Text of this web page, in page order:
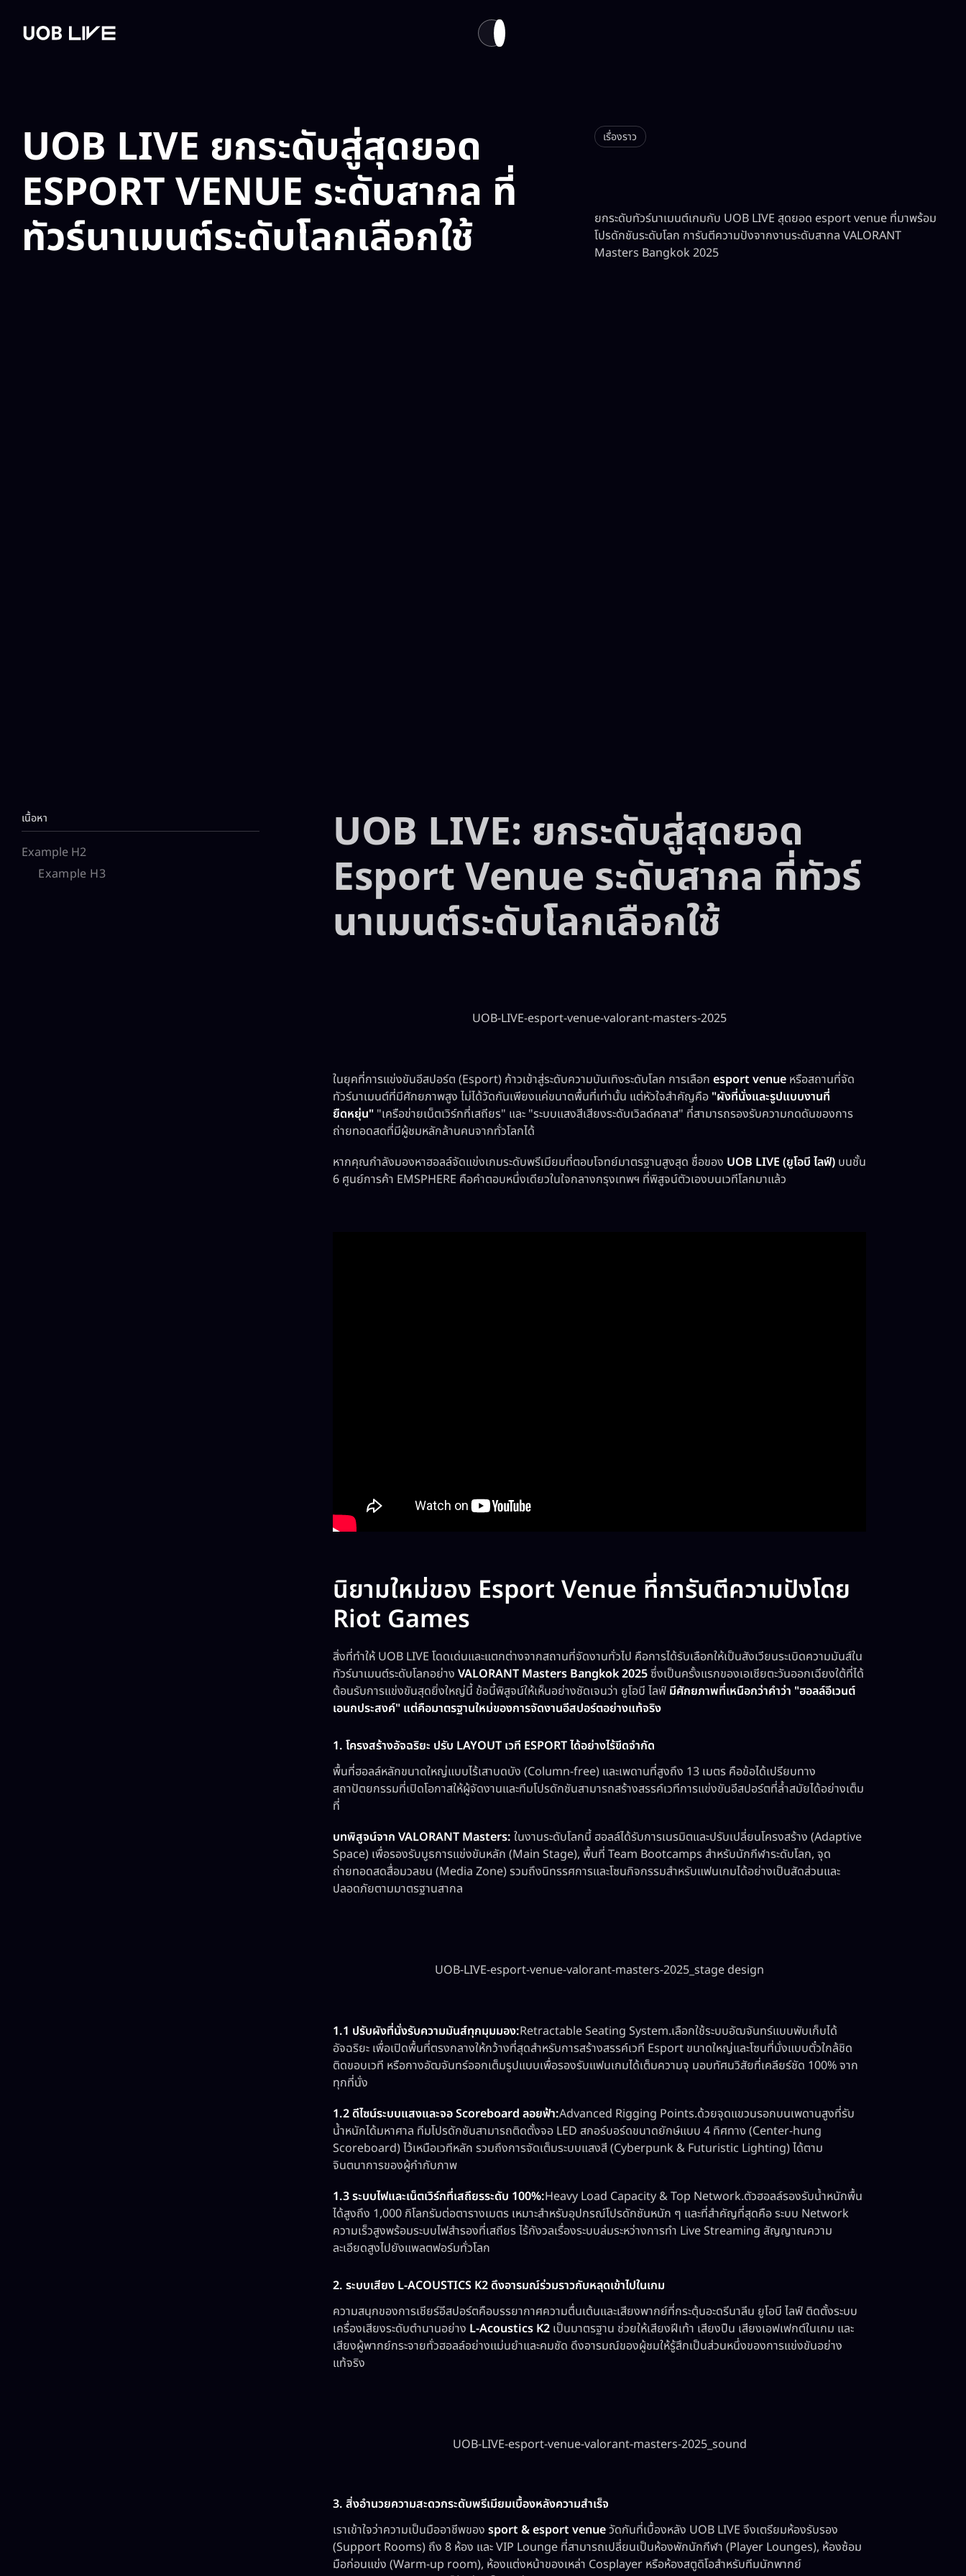
UOB LIVE ยกระดับสู่สุดยอด
ESPORT VENUE ระดับสากล ที่
ทัวร์นาเมนต์ระดับโลกเลือกใช้
เรื่องราว
ยกระดับทัวร์นาเมนต์เกมกับ UOB LIVE สุดยอด esport venue ที่มาพร้อม
โปรดักชันระดับโลก การันตีความปังจากงานระดับสากล VALORANT
Masters Bangkok 2025
เนื้อหา
Example H2
Example H3
UOB LIVE: ยกระดับสู่สุดยอด
Esport Venue ระดับสากล ที่ทัวร์
นาเมนต์ระดับโลกเลือกใช้
UOB-LIVE-esport-venue-valorant-masters-2025
ในยุคที่การแข่งขันอีสปอร์ต (Esport) ก้าวเข้าสู่ระดับความบันเทิงระดับโลก การเลือกesport venue หรือสถานที่จัด
ทัวร์นาเมนต์ที่มีศักยภาพสูง ไม่ได้วัดกันเพียงแค่ขนาดพื้นที่เท่านั้น แต่หัวใจสำคัญคือ "ผังที่นั่งและรูปแบบงานที่
ยืดหยุ่น" "เครือข่ายเน็ตเวิร์กที่เสถียร" และ "ระบบแสงสีเสียงระดับเวิลด์คลาส" ที่สามารถรองรับความกดดันของการ
ถ่ายทอดสดที่มีผู้ชมหลักล้านคนจากทั่วโลกได้
หากคุณกำลังมองหาฮอลล์จัดแข่งเกมระดับพรีเมียมที่ตอบโจทย์มาตรฐานสูงสุด ชื่อของ UOB LIVE (ยูโอบี ไลฟ์) บนชั้น
6 ศูนย์การค้า EMSPHERE คือคำตอบหนึ่งเดียวในใจกลางกรุงเทพฯ ที่พิสูจน์ตัวเองบนเวทีโลกมาแล้ว
นิยามใหม่ของ Esport Venue ที่การันตีความปังโดย
Riot Games
สิ่งที่ทำให้ UOB LIVE โดดเด่นและแตกต่างจากสถานที่จัดงานทั่วไป คือการได้รับเลือกให้เป็นสังเวียนระเบิดความมันส์ใน
ทัวร์นาเมนต์ระดับโลกอย่างVALORANT Masters Bangkok 2025ซึ่งเป็นครั้งแรกของเอเชียตะวันออกเฉียงใต้ที่ได้
ต้อนรับการแข่งขันสุดยิ่งใหญ่นี้ ข้อนี้พิสูจน์ให้เห็นอย่างชัดเจนว่า ยูโอบี ไลฟ์ มีศักยภาพที่เหนือกว่าคำว่า "ฮอลล์อีเวนต์
เอนกประสงค์" แต่คือมาตรฐานใหม่ของการจัดงานอีสปอร์ตอย่างแท้จริง
1. โครงสร้างอัจฉริยะ ปรับ LAYOUT เวที ESPORT ได้อย่างไร้ขีดจำกัด
พื้นที่ฮอลล์หลักขนาดใหญ่แบบไร้เสาบดบัง (Column-free) และเพดานที่สูงถึง 13 เมตร คือข้อได้เปรียบทาง
สถาปัตยกรรมที่เปิดโอกาสให้ผู้จัดงานและทีมโปรดักชันสามารถสร้างสรรค์เวทีการแข่งขันอีสปอร์ตที่ล้ำสมัยได้อย่างเต็ม
ที่
บทพิสูจน์จาก VALORANT Masters: ในงานระดับโลกนี้ ฮอลล์ได้รับการเนรมิตและปรับเปลี่ยนโครงสร้าง (Adaptive
Space) เพื่อรองรับบูธการแข่งขันหลัก (Main Stage), พื้นที่ Team Bootcamps สำหรับนักกีฬาระดับโลก, จุด
ถ่ายทอดสดสื่อมวลชน (Media Zone) รวมถึงนิทรรศการและโซนกิจกรรมสำหรับแฟนเกมได้อย่างเป็นสัดส่วนและ
ปลอดภัยตามมาตรฐานสากล
UOB-LIVE-esport-venue-valorant-masters-2025_stage design
1.1 ปรับผังที่นั่งรับความมันส์ทุกมุมมอง:Retractable Seating System.เลือกใช้ระบบอัฒจันทร์แบบพับเก็บได้
อัจฉริยะ เพื่อเปิดพื้นที่ตรงกลางให้กว้างที่สุดสำหรับการสร้างสรรค์เวที Esport ขนาดใหญ่และโซนที่นั่งแบบตั๋วใกล้ชิด
ติดขอบเวที หรือกางอัฒจันทร์ออกเต็มรูปแบบเพื่อรองรับแฟนเกมได้เต็มความจุ มอบทัศนวิสัยที่เคลียร์ชัด 100% จาก
ทุกที่นั่ง
1.2 ดีไซน์ระบบแสงและจอ Scoreboard ลอยฟ้า:Advanced Rigging Points.ด้วยจุดแขวนรอกบนเพดานสูงที่รับ
น้ำหนักได้มหาศาล ทีมโปรดักชันสามารถติดตั้งจอ LED สกอร์บอร์ดขนาดยักษ์แบบ 4 ทิศทาง (Center-hung
Scoreboard) ไว้เหนือเวทีหลัก รวมถึงการจัดเต็มระบบแสงสี (Cyberpunk & Futuristic Lighting) ได้ตาม
จินตนาการของผู้กำกับภาพ
1.3 ระบบไฟและเน็ตเวิร์กที่เสถียรระดับ 100%:Heavy Load Capacity & Top Network.ตัวฮอลล์รองรับน้ำหนักพื้น
ได้สูงถึง 1,000 กิโลกรัมต่อตารางเมตร เหมาะสำหรับอุปกรณ์โปรดักชันหนัก ๆ และที่สำคัญที่สุดคือ ระบบ Network
ความเร็วสูงพร้อมระบบไฟสำรองที่เสถียร ไร้กังวลเรื่องระบบล่มระหว่างการทำ Live Streaming สัญญาณความ
ละเอียดสูงไปยังแพลตฟอร์มทั่วโลก
2. ระบบเสียง L-ACOUSTICS K2 ดึงอารมณ์ร่วมราวกับหลุดเข้าไปในเกม
ความสนุกของการเชียร์อีสปอร์ตคือบรรยากาศความตื่นเต้นและเสียงพากย์ที่กระตุ้นอะดรีนาลีน ยูโอบี ไลฟ์ ติดตั้งระบบ
เครื่องเสียงระดับตำนานอย่าง L-Acoustics K2 เป็นมาตรฐาน ช่วยให้เสียงฝีเท้า เสียงปืน เสียงเอฟเฟกต์ในเกม และ
เสียงผู้พากย์กระจายทั่วฮอลล์อย่างแม่นยำและคมชัด ดึงอารมณ์ของผู้ชมให้รู้สึกเป็นส่วนหนึ่งของการแข่งขันอย่าง
แท้จริง
UOB-LIVE-esport-venue-valorant-masters-2025_sound
3. สิ่งอำนวยความสะดวกระดับพรีเมียมเบื้องหลังความสำเร็จ
เราเข้าใจว่าความเป็นมืออาชีพของsport & esport venueวัดกันที่เบื้องหลัง UOB LIVE จึงเตรียมห้องรับรอง
(Support Rooms) ถึง 8 ห้อง และ VIP Lounge ที่สามารถเปลี่ยนเป็นห้องพักนักกีฬา (Player Lounges), ห้องซ้อม
มือก่อนแข่ง (Warm-up room), ห้องแต่งหน้าของเหล่า Cosplayer หรือห้องสตูดิโอสำหรับทีมนักพากย์